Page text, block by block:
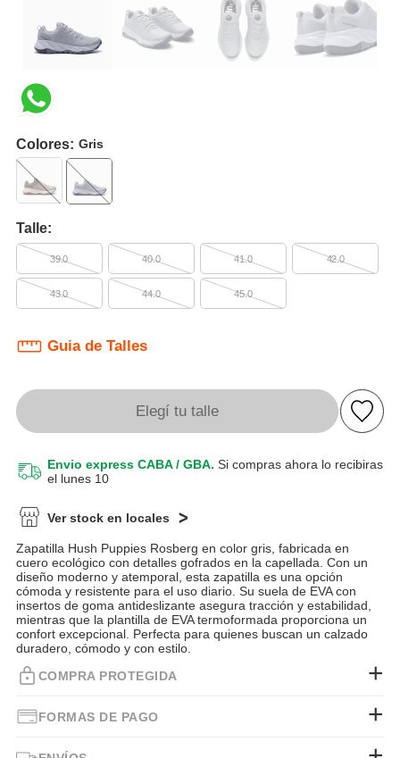
Colores: Gris
Talle:
39.0 40.0 41.0 42.0
43.0 44.0 45.0
Guia de Talles
Elegí tu talle
Envio express CABA / GBA. Si compras ahora lo recibiras
el lunes 10
Ver stock en locales
Zapatilla Hush Puppies Rosberg en color gris, fabricada en
cuero ecológico con detalles gofrados en la capellada. Con un
diseño moderno y atemporal, esta zapatilla es una opción
cómoda y resistente para el uso diario. Su suela de EVA con
insertos de goma antideslizante asegura tracción y estabilidad,
mientras que la plantilla de EVA termoformada proporciona un
confort excepcional. Perfecta para quienes buscan un calzado
duradero, cómodo y con estilo.
COMPRA PROTEGIDA
FORMAS DE PAGO